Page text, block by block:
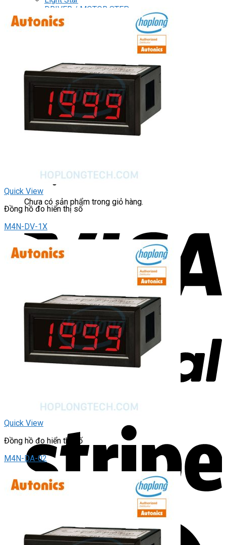
DRIVER / MOTOR STEP
ĐÈN BÁO
Đèn báo quay
CHUYỂN MẠCH / NÚT NHẤN
Chuyển mạch có khóa
Công tắc dừng khẩn
Nút nhấn
Phích cắm / Ổ cắm / Công tắc
Can nhiệt
Tìm
Giỏ hàng
Chưa có sản phẩm trong giỏ hàng.
Quick View
Đồng hồ đo hiển thị số
M4N-DV-1X
Quick View
Đồng hồ đo hiển thị số
M4N-DA-02